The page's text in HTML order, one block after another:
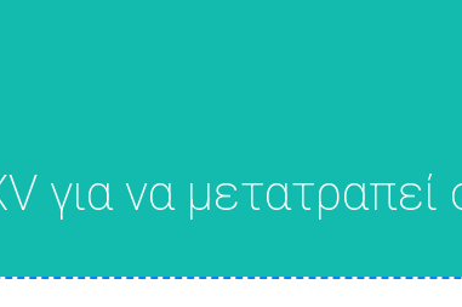
για να μετατραπεί